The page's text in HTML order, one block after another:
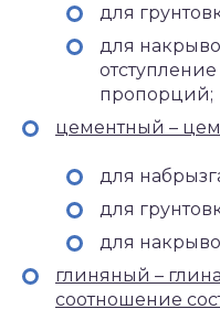
для
для
пропорций;
цементный –
для
для
для
глиняный –
соотношение